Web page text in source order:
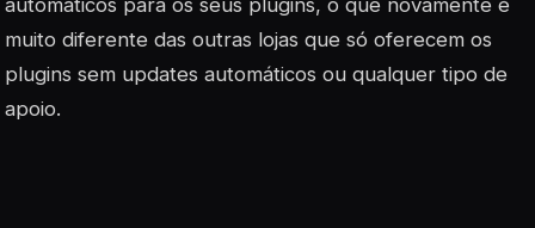
automáticos para os seus plugins, o que novamente é
muito diferente das outras lojas que só oferecem os
plugins sem updates automáticos ou qualquer tipo de
apoio.